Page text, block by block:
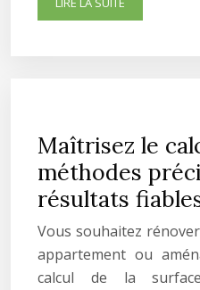
Maîtrisez le
méthodes
résultats
Vous souhaitez
appartement ou
calcul de la